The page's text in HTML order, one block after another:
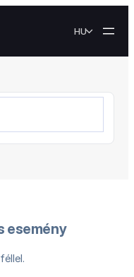
HU
esemény